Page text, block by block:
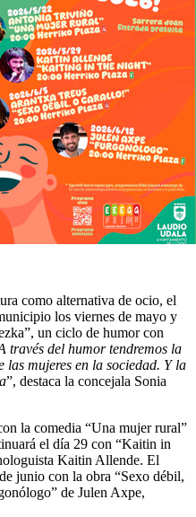
como alternativa de ocio, el
los viernes de mayo y
un ciclo de humor con
través del humor tendremos la
mujeres en la sociedad. Y la
”, destaca la concejala Sonia
la comedia “Una mujer rural”
el día 29 con “Kaitin in
Kaitin Allende. El
junio con la obra “Sexo débil,
de Julen Axpe,